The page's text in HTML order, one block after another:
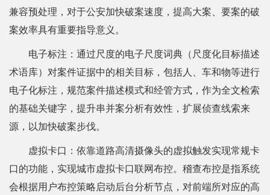
兼容预处理，对于公安加快破案速度，提高大案、要案的破
案效率具有重要指导意义。
电子标注：通过尺度的电子尺度词典（尺度化目标描述
术语库）对案件证据中的相关目标，包括人、车和物等进行
电子化标注，规范案件描述模式和经管方式，作为全文检索
的基础关键字，提升串并案分析有效性，扩展侦查线索来
源，以加快破案步伐。
虚拟卡口：依靠道路高清摄像头的虚拟触发实现常规卡
口的功能，实现城市虚拟卡口联网布控。稽查布控是指系统
会根据用户布控策略启动后台分析节点，对前端所对应的高